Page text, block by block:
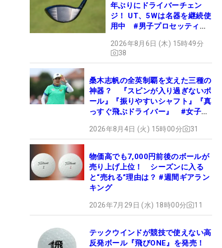
年ぶりにドライバーチェン
ジ！ UT、5Wは名器を継続使
用中 #男子プロセッティン
2026年8月6日 (木) 15時49分
38
桑木志帆の全英制覇を支えた三種の
神器？ 『スピンが入り過ぎないボ
ール』『振りやすいシャフト』『真
っすぐ飛ぶドライバー』 #女子プ
2026年8月4日 (火) 15時00分 31
物価高でも7,000円前後のボールが
売り上げ上位！ シーズンに入る
と“売れる”理由は？ #週間ギアラン
キング
2026年7月29日 (水) 18時00分 11
テックウインドが競技で使えない高
反発ボール『飛びONE』を発売！